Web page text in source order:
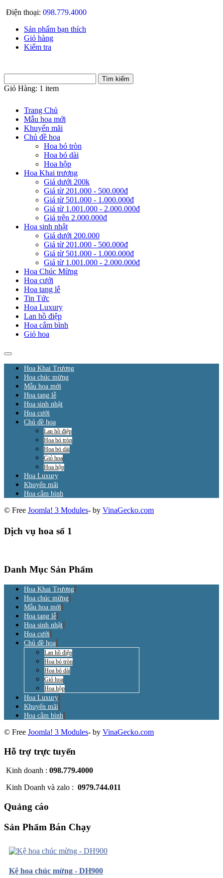
Điện thoại: 098.779.4000
Sản phẩm bạn thích
Giỏ hàng
Kiểm tra
Giỏ Hàng: 1 item
Trang Chủ
Mẫu hoa mới
Khuyến mãi
Chủ đề hoa
Hoa bó tròn
Hoa bó dài
Hoa hộp
Hoa Khai trương
Giá dưới 200k
Giá từ 201.000 - 500.000đ
Giá từ 501.000 - 1.000.000đ
Giá từ 1.001.000 - 2.000.000đ
Giá trên 2.000.000đ
Hoa sinh nhật
Giá dưới 200.000
Giá từ 201.000 - 500.000đ
Giá từ 501.000 - 1.000.000đ
Giá từ 1.001.000 - 2.000.000đ
Hoa Chúc Mừng
Hoa cưới
Hoa tang lễ
Tin Tức
Hoa Luxury
Lan hồ điệp
Hoa cắm bình
Giỏ hoa
Hoa Khai Trương
Hoa chúc mừng
Mẫu hoa mới
Hoa tang lễ
Hoa sinh nhật
Hoa cưới
Chủ đề hoa
Lan hồ điệp
Hoa bó tròn
Hoa bó dài
Giỏ hoa
Hoa hộp
Hoa Luxury
Khuyến mãi
Hoa cắm bình
© Free Joomla! 3 Modules- by VinaGecko.com
Dịch vụ hoa số 1
Danh Mục Sản Phẩm
Hoa Khai Trương
Hoa chúc mừng
Mẫu hoa mới
Hoa tang lễ
Hoa sinh nhật
Hoa cưới
Chủ đề hoa
Lan hồ điệp
Hoa bó tròn
Hoa bó dài
Giỏ hoa
Hoa hộp
Hoa Luxury
Khuyến mãi
Hoa cắm bình
© Free Joomla! 3 Modules- by VinaGecko.com
Hỗ trợ trực tuyến
Kinh doanh : 098.779.4000
Kinh Doanh và zalo : 0979.744.011
Quảng cáo
Sản Phẩm Bán Chạy
Kệ hoa chúc mừng - DH900